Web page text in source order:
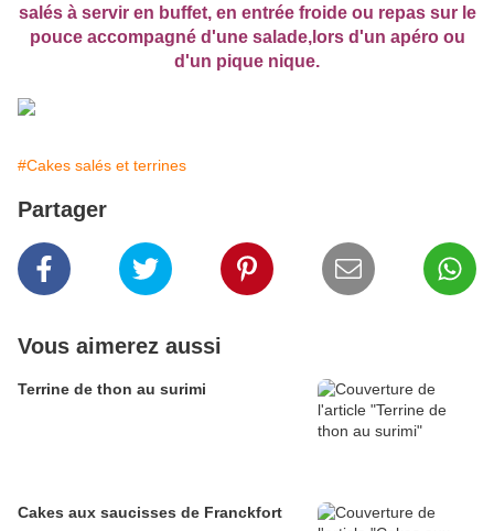
salés à servir en buffet, en entrée froide ou repas sur le
pouce accompagné d'une salade,lors d'un apéro ou
d'un pique nique.
#Cakes salés et terrines
Partager
Vous aimerez aussi
Terrine de thon au surimi
Cakes aux saucisses de Franckfort